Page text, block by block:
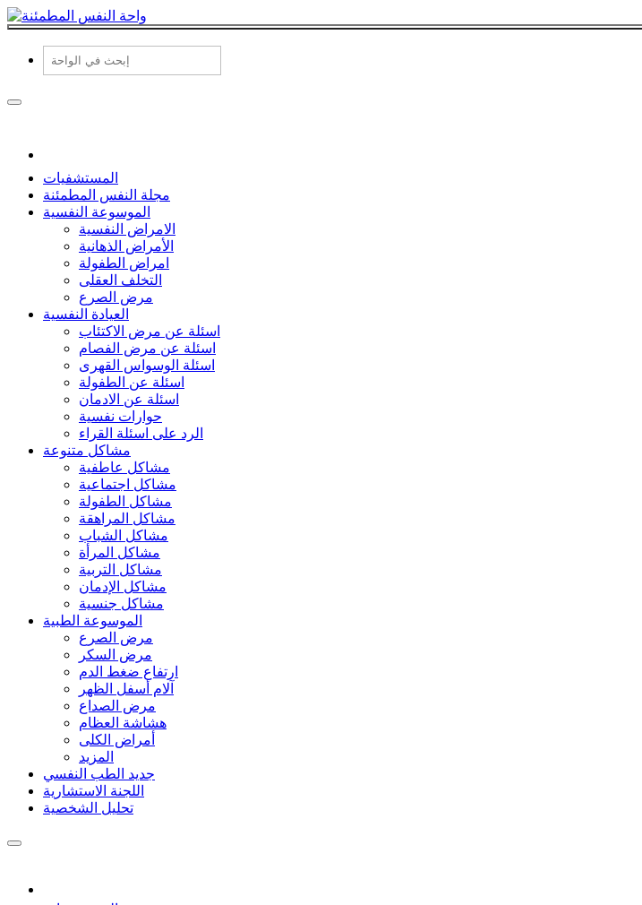
المستشفيات
مجلة النفس المطمئنة
الموسوعة النفسية
الامراض النفسية
الأمراض الذهانية
امراض الطفولة
التخلف العقلى
مرض الصرع
العيادة النفسية
اسئلة عن مرض الاكتئاب
اسئلة عن مرض الفصام
اسئلة الوسواس القهرى
اسئلة عن الطفولة
اسئلة عن الادمان
حوارات نفسية
الرد على اسئلة القراء
مشاكل متنوعة
مشاكل عاطفية
مشاكل اجتماعية
مشاكل الطفولة
مشاكل المراهقة
مشاكل الشباب
مشاكل المرأة
مشاكل التربية
مشاكل الإدمان
مشاكل جنسية
الموسوعة الطبية
مرض الصرع
مرض السكر
ارتفاع ضغط الدم
آلام أسفل الظهر
مرض الصداع
هشاشة العظام
أمراض الكلى
المزيد
جديد الطب النفسي
اللجنة الاستشارية
تحليل الشخصية